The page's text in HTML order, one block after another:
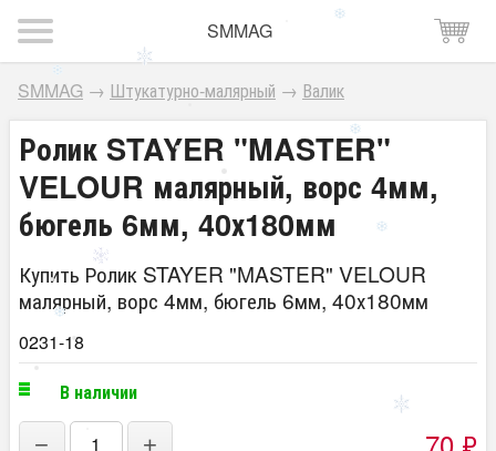
SMMAG
SMMAG → Штукатурно-малярный → Валик
Ролик STAYER "MASTER"
VELOUR малярный, ворс 4мм,
бюгель 6мм, 40х180мм
Купить Ролик STAYER "MASTER" VELOUR
малярный, ворс 4мм, бюгель 6мм, 40х180мм
0231-18
В наличии
− +